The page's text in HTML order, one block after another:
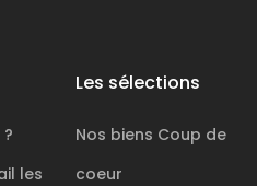
les
Les sélections
Nos biens Coup de
coeur